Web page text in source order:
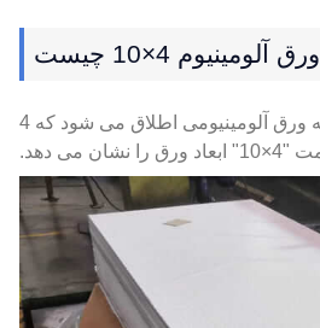
ورق آلومینیوم 4×10 چیست
4× 10 ورق آلومینیوم به ورق آلومینیومی اطلاق می شود که 4